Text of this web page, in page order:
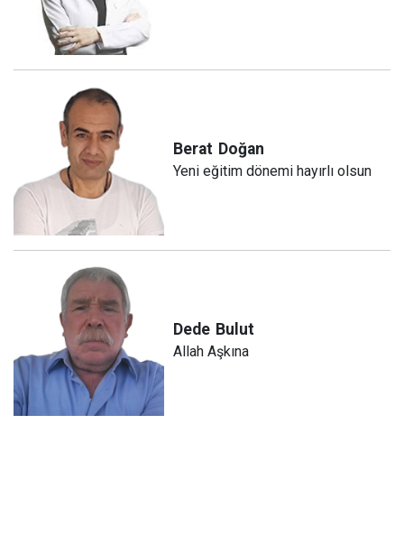
Berat Doğan
Yeni eğitim dönemi hayırlı olsun
Dede Bulut
Allah Aşkına